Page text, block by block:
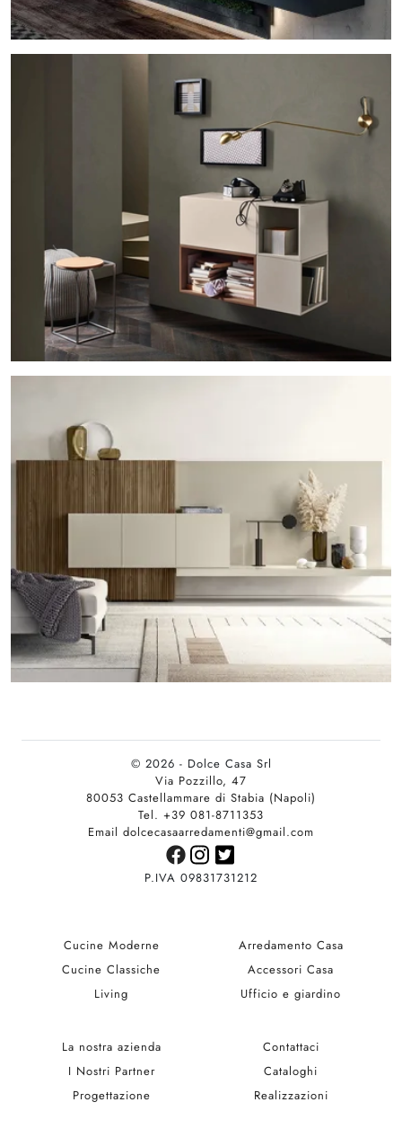
© 2026 - Dolce Casa Srl
Via Pozzillo, 47
80053 Castellammare di Stabia (Napoli)
Tel. +39 081-8711353
Email dolcecasaarredamenti@gmail.com
P.IVA 09831731212
Cucine Moderne
Cucine Classiche
Living
Arredamento Casa
Accessori Casa
Ufficio e giardino
La nostra azienda
I Nostri Partner
Progettazione
Contattaci
Cataloghi
Realizzazioni